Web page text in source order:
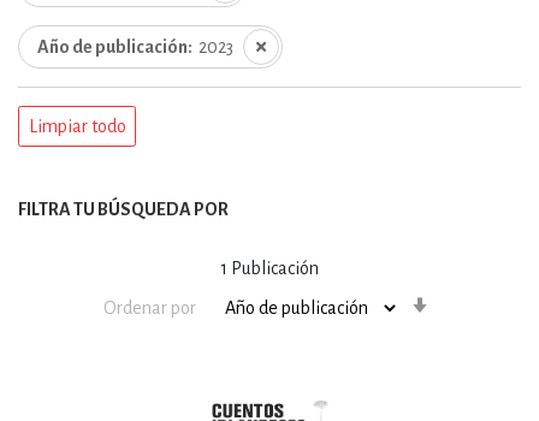
1 Publicación
Ordenar por
Año de publicación 2023
Limpiar todo
FILTRA TU BÚSQUEDA POR